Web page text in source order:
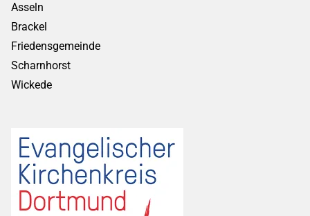
Asseln
Brackel
Friedensgemeinde
Scharnhorst
Wickede